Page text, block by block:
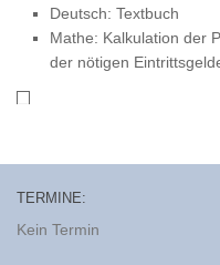
Deutsch: Textbuch
Mathe: Kalkulation der
der nötigen
TERMINE:
Kein Termin